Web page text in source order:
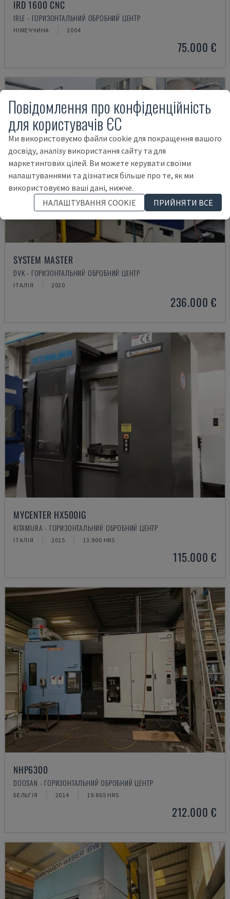
IRD 1600 CNC
IRLE - ГОРИЗОНТАЛЬНИЙ ОБРОБНИЙ ЦЕНТР
НІМЕЧЧИНА 2004
75.000 €
SYSTEM MASTER
DVK - ГОРИЗОНТАЛЬНИЙ ОБРОБНИЙ ЦЕНТР
ІТАЛІЯ 2020
236.000 €
MYCENTER HX500IG
KITAMURA - ГОРИЗОНТАЛЬНИЙ ОБРОБНИЙ ЦЕНТР
ІТАЛІЯ 2015 13.900 HRS
115.000 €
NHP6300
DOOSAN - ГОРИЗОНТАЛЬНИЙ ОБРОБНИЙ ЦЕНТР
БЕЛЬГІЯ 2014 19.865 HRS
212.000 €
Повідомлення про конфіденційність
для користувачів ЄС
Ми використовуємо файли cookie для покращення вашого
досвіду, аналізу використання сайту та для
маркетингових цілей. Ви можете керувати своїми
налаштуваннями та дізнатися більше про те, як ми
використовуємо ваші дані, нижче.
НАЛАШТУВАННЯ COOKIE
ПРИЙНЯТИ ВСЕ